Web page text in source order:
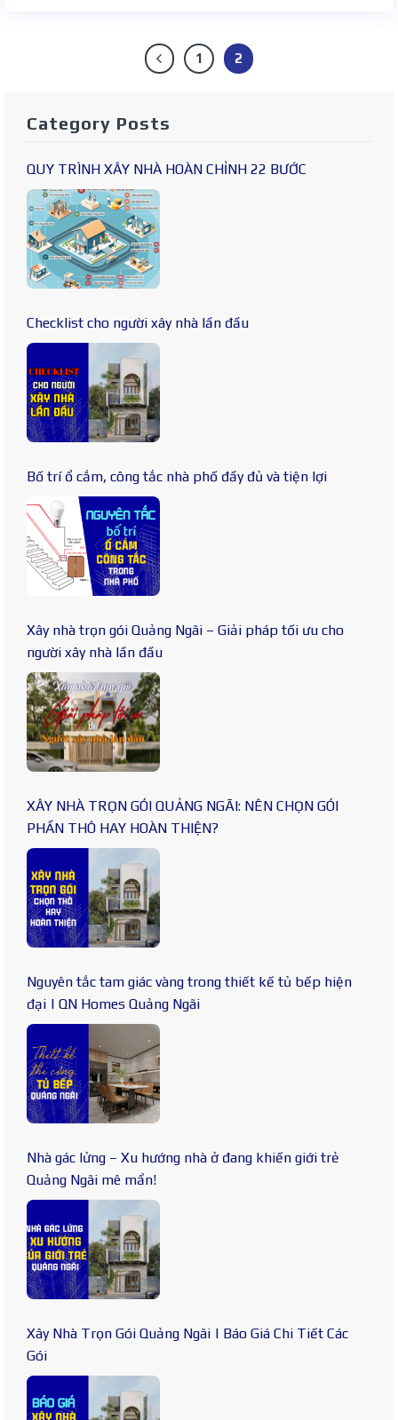
1 2
Category Posts
QUY TRÌNH XÂY NHÀ HOÀN CHỈNH 22 BƯỚC
Checklist cho người xây nhà lần đầu
Bố trí ổ cắm, công tắc nhà phố đầy đủ và tiện lợi
Xây nhà trọn gói Quảng Ngãi – Giải pháp tối ưu cho
người xây nhà lần đầu
XÂY NHÀ TRỌN GÓI QUẢNG NGÃI: NÊN CHỌN GÓI
PHẦN THÔ HAY HOÀN THIỆN?
Nguyên tắc tam giác vàng trong thiết kế tủ bếp hiện
đại | QN Homes Quảng Ngãi
Nhà gác lửng – Xu hướng nhà ở đang khiến giới trẻ
Quảng Ngãi mê mẩn!
Xây Nhà Trọn Gói Quảng Ngãi | Báo Giá Chi Tiết Các
Gói